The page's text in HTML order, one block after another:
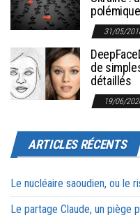
polémique
31/05/
de
détaillés
19/06/
ARTICLES RÉCENTS
Le nucléaire saoudien, ou le
Le partage Claude, un piège